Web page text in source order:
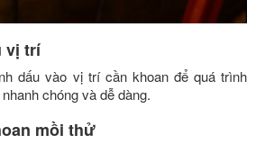
vị trí
dấu vào vị trí cần khoan để quá trình
chóng và dễ dàng.
mồi thử